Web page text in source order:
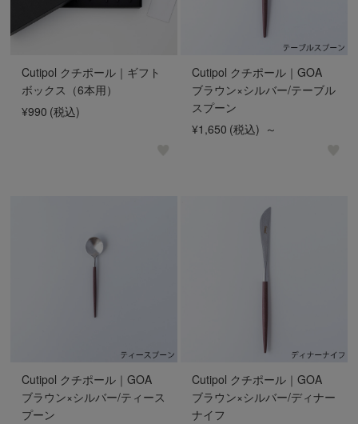
Cutipol クチポール｜ギフト
ボックス（6本用）
¥990 (税込)
Cutipol クチポール｜GOA
ブラウン×シルバー/テーブル
スプーン
¥1,650 (税込) ～
Cutipol クチポール｜GOA
ブラウン×シルバー/ティース
プーン
Cutipol クチポール｜GOA
ブラウン×シルバー/ディナー
ナイフ